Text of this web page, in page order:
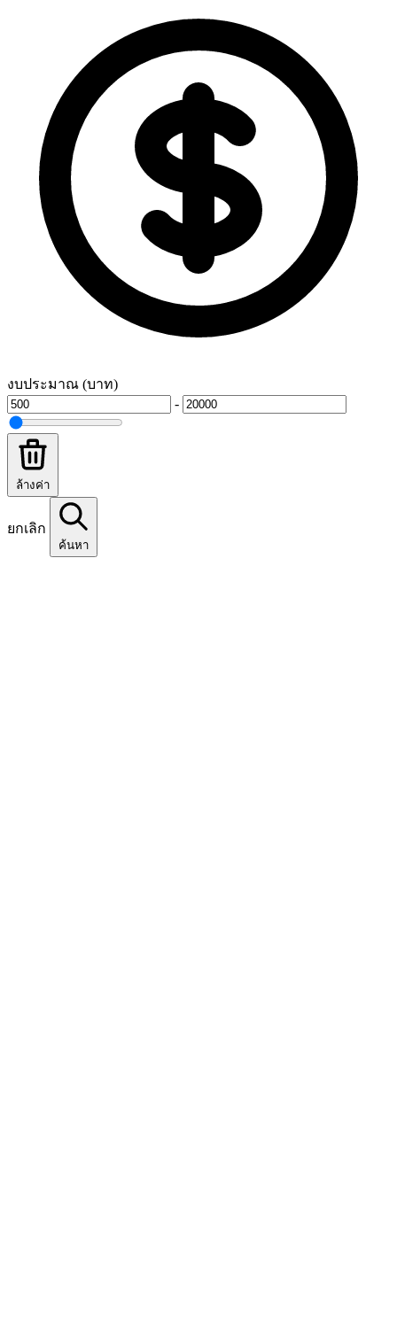
งบประมาณ (บาท)
-
ล้างค่า
ยกเลิก
ค้นหา